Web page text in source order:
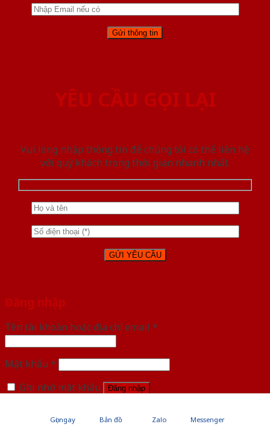
Gọi ngay Bản đồ Zalo Messenger
YÊU CẦU GỌI LẠI
Vui lòng nhập thông tin để chúng tôi có thể liên hệ
với quý khách trong thời gian nhanh nhất.
Đăng nhập
Tên tài khoản hoặc địa chỉ email *
Mật khẩu *
Ghi nhớ mật khẩu
Đăng nhập